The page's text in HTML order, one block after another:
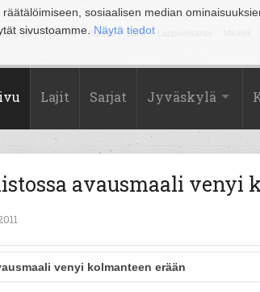
sosiaalisen median
sivustoamme. Näytä tiedot
Kouvola Kuopio Lahti
Lajit Sarjat Jyväskylä
avausmaali venyi
venyi kolmanteen erään